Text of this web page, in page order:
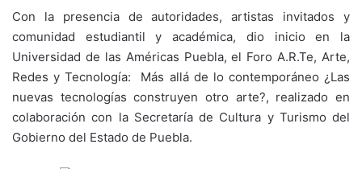
Con la presencia de autoridades, artistas invitados y
comunidad estudiantil y académica, dio inicio en la
Universidad de las Américas Puebla, el Foro A.R.Te, Arte,
Redes y Tecnología: Más allá de lo contemporáneo ¿Las
nuevas tecnologías construyen otro arte?, realizado en
colaboración con la Secretaría de Cultura y Turismo del
Gobierno del Estado de Puebla.